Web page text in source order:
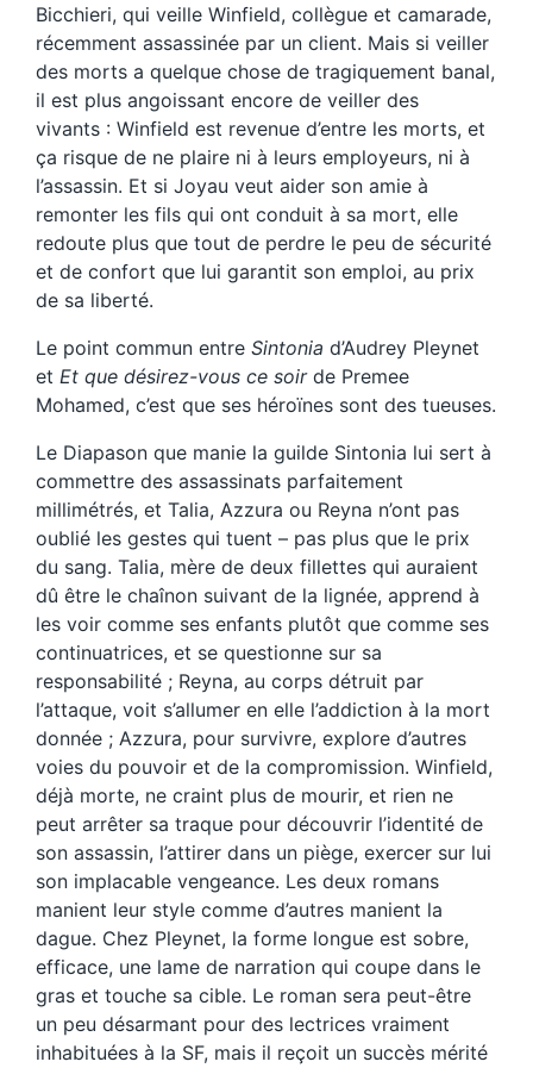
Bicchieri, qui veille Winfield, collègue et camarade,
récemment assassinée par un client. Mais si veiller
des morts a quelque chose de tragiquement banal,
il est plus angoissant encore de veiller des
vivants : Winfield est revenue d’entre les morts, et
ça risque de ne plaire ni à leurs employeurs, ni à
l’assassin. Et si Joyau veut aider son amie à
remonter les fils qui ont conduit à sa mort, elle
redoute plus que tout de perdre le peu de sécurité
et de confort que lui garantit son emploi, au prix
de sa liberté.
Le point commun entre Sintonia d’Audrey Pleynet
et Et que désirez-vous ce soirde Premee
Mohamed, c’est que ses héroïnes sont des tueuses.
Le Diapason que manie la guilde Sintonia lui sert à
commettre des assassinats parfaitement
millimétrés, et Talia, Azzura ou Reyna n’ont pas
oublié les gestes qui tuent – pas plus que le prix
du sang. Talia, mère de deux fillettes qui auraient
dû être le chaînon suivant de la lignée, apprend à
les voir comme ses enfants plutôt que comme ses
continuatrices, et se questionne sur sa
responsabilité ; Reyna, au corps détruit par
l’attaque, voit s’allumer en elle l’addiction à la mort
donnée ; Azzura, pour survivre, explore d’autres
voies du pouvoir et de la compromission. Winfield,
déjà morte, ne craint plus de mourir, et rien ne
peut arrêter sa traque pour découvrir l’identité de
son assassin, l’attirer dans un piège, exercer sur lui
son implacable vengeance. Les deux romans
manient leur style comme d’autres manient la
dague. Chez Pleynet, la forme longue est sobre,
efficace, une lame de narration qui coupe dans le
gras et touche sa cible. Le roman sera peut-être
un peu désarmant pour des lectrices vraiment
inhabituées à la SF, mais il reçoit un succès mérité